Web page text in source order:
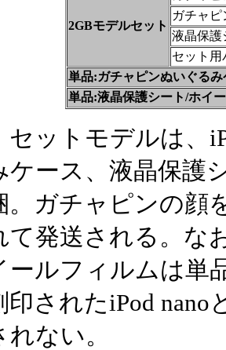
2GBモデルセット
ガチャ
液晶保護
セット用
単品:ガチャピンぬいぐるみ
単品:液晶保護シート/ホイ
ットモデルは、
ケース、液晶保護
。ガチャピンの顔
て発送される。な
ールフィルムは単
印されたiPod
れない。